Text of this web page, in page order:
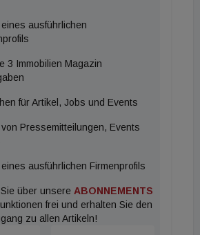
ausführlichen
3 Immobilien Magazin
für Artikel, Jobs und Events
Pressemitteilungen, Events
ausführlichen Firmenprofils
über unsere ABONNEMENTS
frei und erhalten Sie den
zu allen Artikeln!